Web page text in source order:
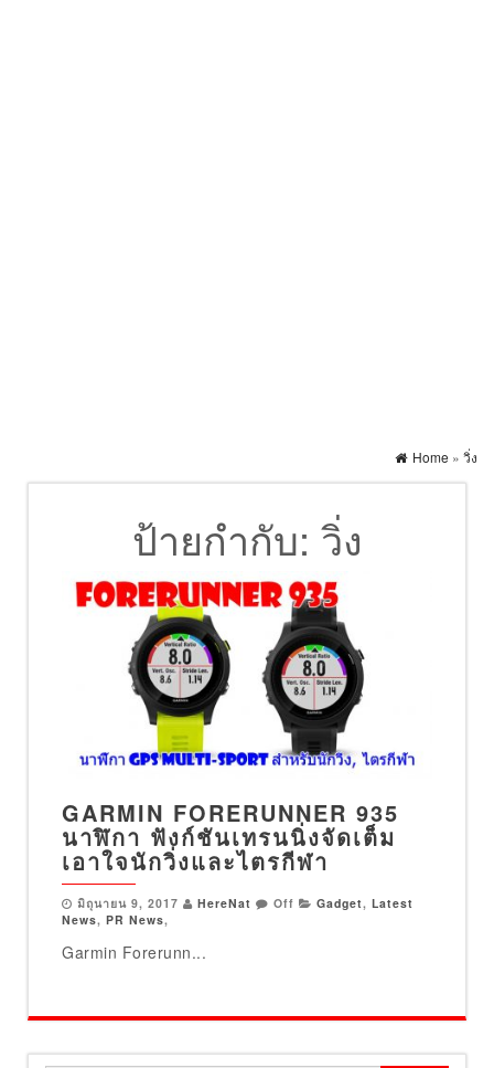
Home » วิ่ง
ป้ายกำกับ: วิ่ง
GARMIN FORERUNNER 935
นาฬิกา ฟังก์ชันเทรนนิ่งจัดเต็ม
เอาใจนักวิ่งและไตรกีฬา
มิถุนายน 9, 2017 HereNat Off Gadget, Latest
News, PR News,
Garmin Forerunn...